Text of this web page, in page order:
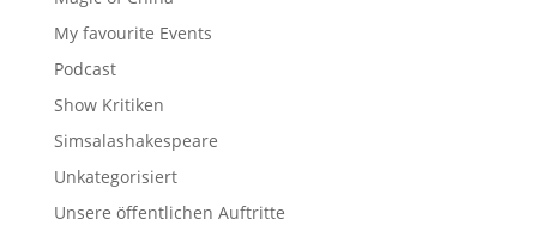
My favourite Events
Podcast
Show Kritiken
Simsalashakespeare
Unkategorisiert
Unsere öffentlichen Auftritte